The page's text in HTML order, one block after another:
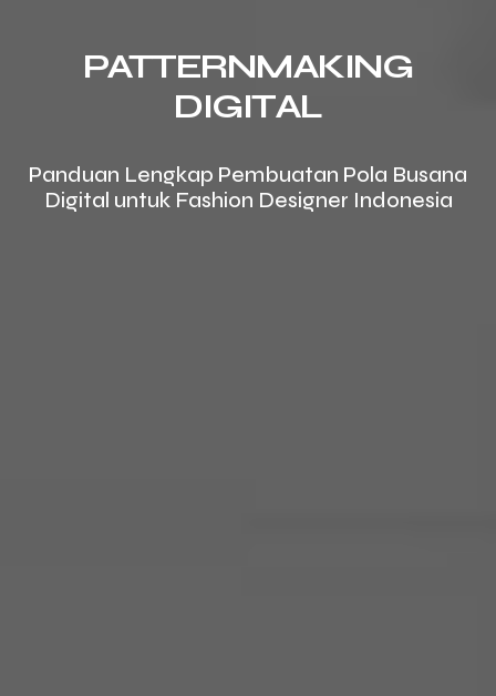
PATTERNMAKING
DIGITAL
Panduan Lengkap Pembuatan Pola Busana
Digital untuk Fashion Designer Indonesia